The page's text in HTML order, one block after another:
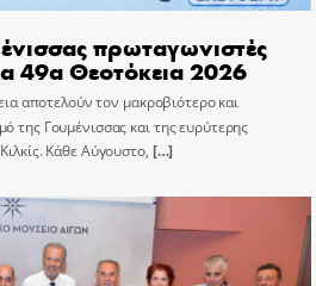
πρωταγωνιστές
49α Θεοτόκεια 2026
αποτελούν τον μακροβιότερο και
της Γουμένισσας και της ευρύτερης
Κάθε Αύγουστο, […]